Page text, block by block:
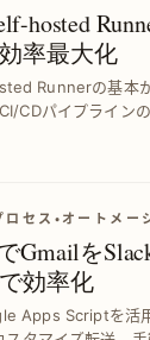
hosted
率最大化
Runnerの基本
CDパイプライン
。
セス・オートメー
Gmailを
効率化
Apps Scriptを活